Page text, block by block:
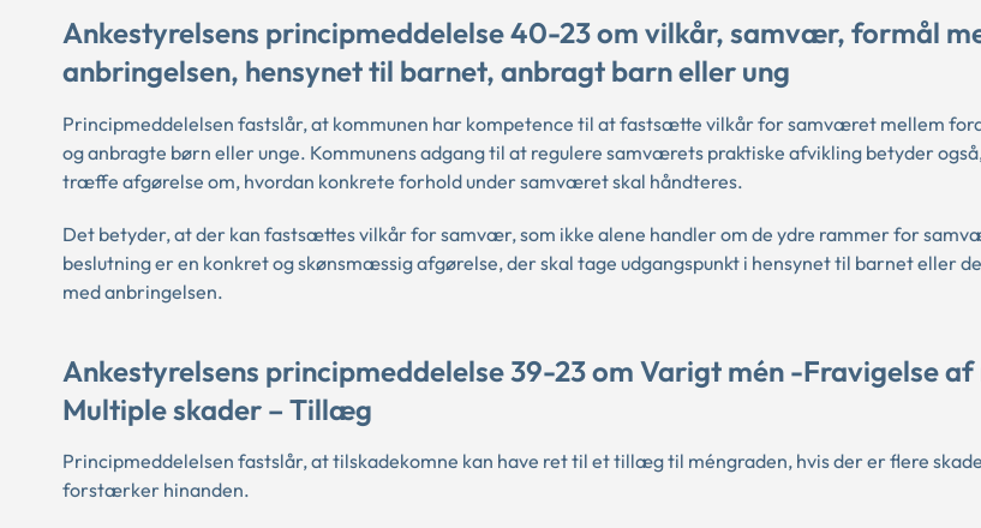
Ankestyrelsens principmeddelelse 40-23 om vilkår, samvær, formål
anbringelsen, hensynet til barnet, anbragt barn eller ung
Principmeddelelsen fastslår, at kommunen har kompetence til at fastsætte vilkår for samværet mellem
og anbragte børn eller unge. Kommunens adgang til at regulere samværets praktiske afvikling betyder
træffe afgørelse om, hvordan konkrete forhold under samværet skal håndteres.
Det betyder, at der kan fastsættes vilkår for samvær, som ikke alene handler om de ydre rammer for
beslutning er en konkret og skønsmæssig afgørelse, der skal tage udgangspunkt i hensynet til barnet eller
med anbringelsen.
Ankestyrelsens principmeddelelse 39-23 om Varigt mén -Fravigelse
Multiple skader – Tillæg
Principmeddelelsen fastslår, at tilskadekomne kan have ret til et tillæg til méngraden, hvis der er flere
forstærker hinanden.